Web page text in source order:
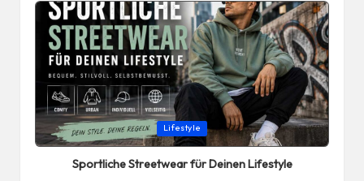
Posted
in
Lifestyle
Sportliche Streetwear für Deinen Lifestyle